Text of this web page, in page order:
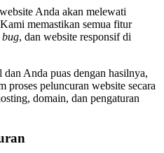
Anda akan melewati
memastikan semua fitur
bug, dan website responsif di
dan Anda puas dengan hasilnya,
proses peluncuran website secara
domain, dan pengaturan